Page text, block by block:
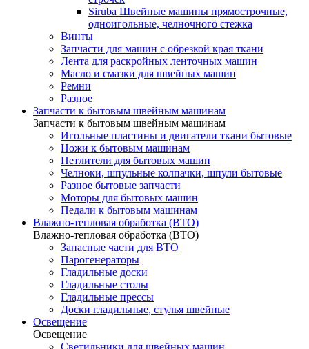
Siruba Швейные машины прямострочные,
одноигольные, челночного стежка
Винты
Запчасти для машин с обрезкой края ткани
Лента для раскройных ленточных машин
Масло и смазки для швейных машин
Ремни
Разное
Запчасти к бытовым швейным машинам
Запчасти к бытовым швейным машинам
Игольные пластины и двигатели ткани бытовые
Ножи к бытовым машинам
Петлители для бытовых машин
Челноки, шпульные колпачки, шпули бытовые
Разное бытовые запчасти
Моторы для бытовых машин
Педали к бытовым машинам
Влажно-тепловая обработка (ВТО)
Влажно-тепловая обработка (ВТО)
Запасные части для ВТО
Парогенераторы
Гладильные доски
Гладильные столы
Гладильные прессы
Доски гладильные, стулья швейные
Освещение
Освещение
Светильники для швейных машин